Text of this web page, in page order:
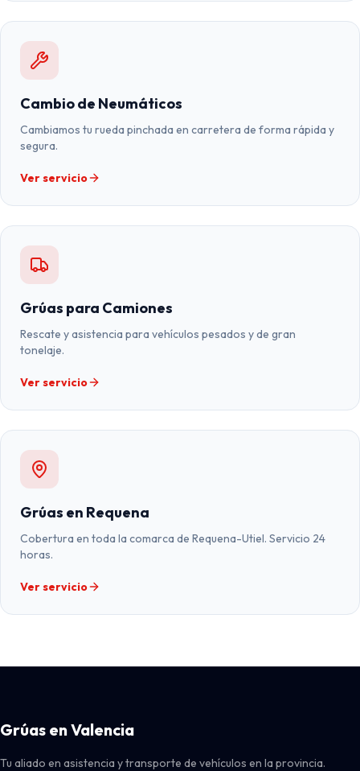
Cambio de Neumáticos
Cambiamos tu rueda pinchada en carretera de forma rápida y
segura.
Ver servicio
Grúas para Camiones
Rescate y asistencia para vehículos pesados y de gran
tonelaje.
Ver servicio
Grúas en Requena
Cobertura en toda la comarca de Requena-Utiel. Servicio 24
horas.
Ver servicio
Grúas en Valencia
Tu aliado en asistencia y transporte de vehículos en la provincia.